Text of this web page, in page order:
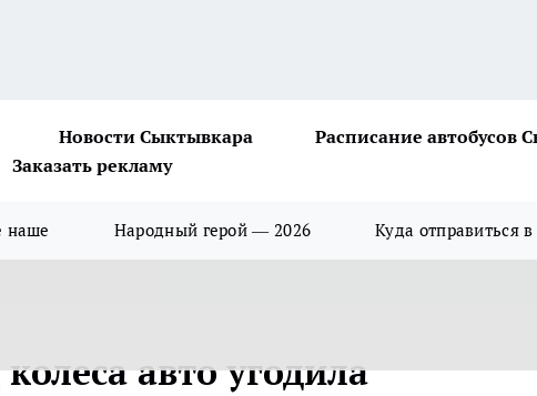
Новости Сыктывкара
Расписание автобусов
Заказать рекламу
наше Народный герой — 2026 Куда отправиться в
авто угодила